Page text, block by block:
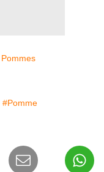
#Pomme